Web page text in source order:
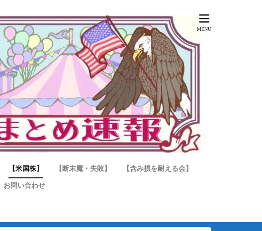
【米国株】 【断末魔・失敗】 【含み損を耐える会】
お問い合わせ